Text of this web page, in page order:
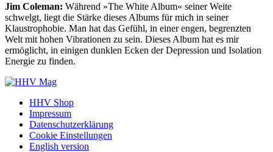
Jim Coleman: Während »The White Album« seiner Weite
schwelgt, liegt die Stärke dieses Albums für mich in seiner
Klaustrophobie. Man hat das Gefühl, in einer engen, begrenzten
Welt mit hohen Vibrationen zu sein. Dieses Album hat es mir
ermöglicht, in einigen dunklen Ecken der Depression und Isolation
Energie zu finden.
HHV Shop
Impressum
Datenschutzerklärung
Cookie Einstellungen
English version